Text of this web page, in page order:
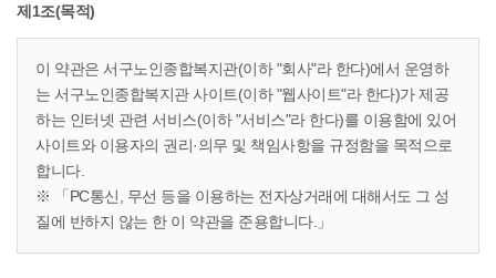
제1조(목적)
이 약관은 서구노인종합복지관(이하 "회사"라 한다)에서 운영하
는 서구노인종합복지관 사이트(이하 "웹사이트"라 한다)가 제공
하는 인터넷 관련 서비스(이하 "서비스"라 한다)를 이용함에 있어
사이트와 이용자의 권리·의무 및 책임사항을 규정함을 목적으로
합니다.
※ 「PC통신, 무선 등을 이용하는 전자상거래에 대해서도 그 성
질에 반하지 않는 한 이 약관을 준용합니다.」